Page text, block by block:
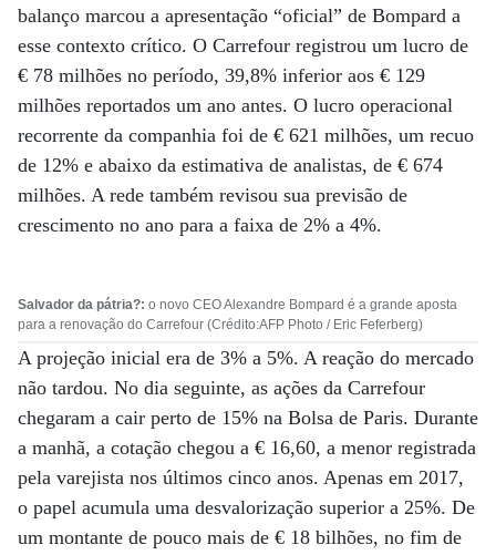
balanço marcou a apresentação “oficial” de Bompard a
esse contexto crítico. O Carrefour registrou um lucro de
€ 78 milhões no período, 39,8% inferior aos € 129
milhões reportados um ano antes. O lucro operacional
recorrente da companhia foi de € 621 milhões, um recuo
de 12% e abaixo da estimativa de analistas, de € 674
milhões. A rede também revisou sua previsão de
crescimento no ano para a faixa de 2% a 4%.
Salvador da pátria?: o novo CEO Alexandre Bompard é a grande aposta
para a renovação do Carrefour (Crédito:AFP Photo / Eric Feferberg)
A projeção inicial era de 3% a 5%. A reação do mercado
não tardou. No dia seguinte, as ações da Carrefour
chegaram a cair perto de 15% na Bolsa de Paris. Durante
a manhã, a cotação chegou a € 16,60, a menor registrada
pela varejista nos últimos cinco anos. Apenas em 2017,
o papel acumula uma desvalorização superior a 25%. De
um montante de pouco mais de € 18 bilhões, no fim de